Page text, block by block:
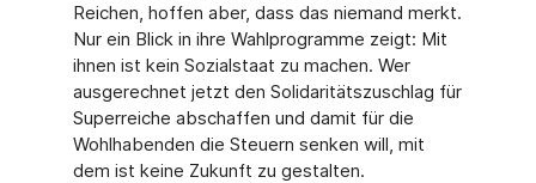
Reichen, hoffen aber, dass das niemand merkt.
Nur ein Blick in ihre Wahlprogramme zeigt: Mit
ihnen ist kein Sozialstaat zu machen. Wer
ausgerechnet jetzt den Solidaritätszuschlag für
Superreiche abschaffen und damit für die
Wohlhabenden die Steuern senken will, mit
dem ist keine Zukunft zu gestalten.